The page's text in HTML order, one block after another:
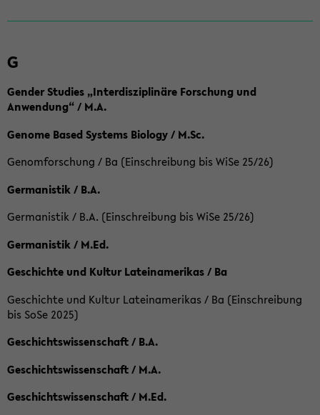
G
Gender Studies „Interdisziplinäre Forschung und
Anwendung“ / M.A.
Genome Based Systems Biology / M.Sc.
Genomforschung / Ba (Einschreibung bis WiSe 25/26)
Germanistik / B.A.
Germanistik / B.A. (Einschreibung bis WiSe 25/26)
Germanistik / M.Ed.
Geschichte und Kultur Lateinamerikas / Ba
Geschichte und Kultur Lateinamerikas / Ba (Einschreibung
bis SoSe 2025)
Geschichtswissenschaft / B.A.
Geschichtswissenschaft / M.A.
Geschichtswissenschaft / M.Ed.